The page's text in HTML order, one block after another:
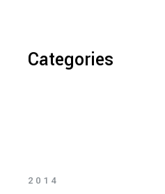
Categories
2014